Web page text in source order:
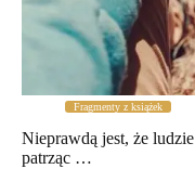
Fragmenty z książek
Nieprawdą jest, że
patrząc …